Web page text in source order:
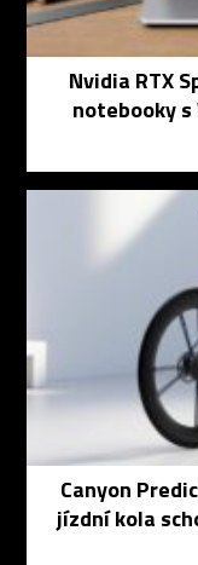
Nvidia RTX
notebooky
Canyon
jízdní kola